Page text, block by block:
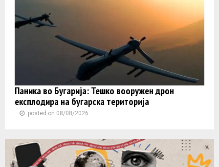
Паника во Бугарија: Тешко вооружен дрон
експлодира на бугарска територија
posted on 08/08/2026